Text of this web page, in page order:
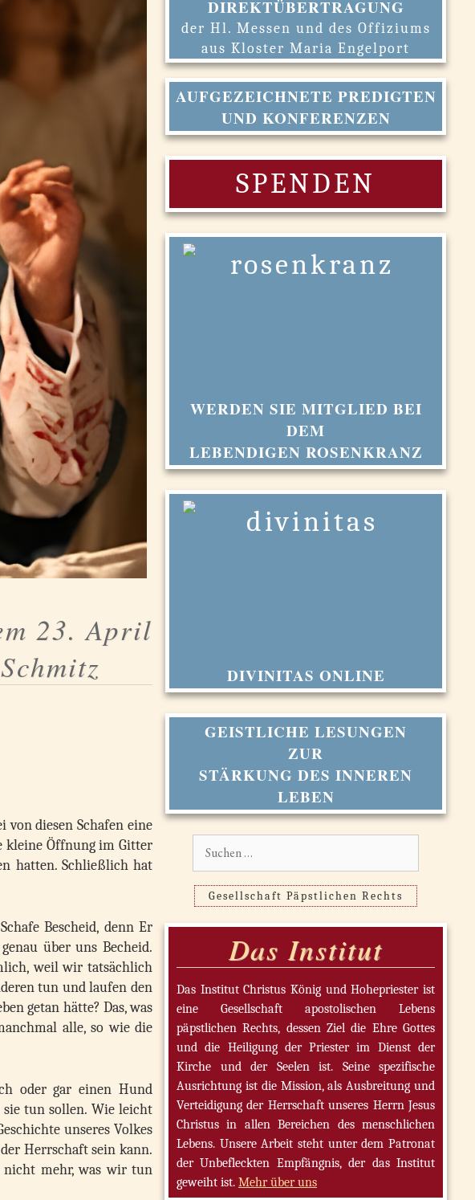
23. April
diesen Schafen eine
kleine Öffnung im Gitter
hatten. Schließlich hat
Bescheid, denn Er
über uns Becheid.
weil wir tatsächlich
tun und laufen den
getan hätte? Das, was
alle, so wie die
oder gar einen Hund
tun sollen. Wie leicht
unseres Volkes
Herrschaft sein kann.
mehr, was wir tun
DIREKTÜBERTRAGUNG
der Hl. Messen und des Offiziums
aus Kloster Maria Engelport
AUFGEZEICHNETE PREDIGTEN
UND KONFERENZEN
SPENDEN
WERDEN SIE MITGLIED BEI
DEM
LEBENDIGEN ROSENKRANZ
DIVINITAS ONLINE
GEISTLICHE LESUNGEN
ZUR
STÄRKUNG DES INNEREN
LEBEN
Gesellschaft Päpstlichen Rechts
Das Institut
Das Institut Christus König und Hohepriester ist
eine Gesellschaft apostolischen Lebens
päpstlichen Rechts, dessen Ziel die Ehre Gottes
und die Heiligung der Priester im Dienst der
Kirche und der Seelen ist. Seine spezifische
Ausrichtung ist die Mission, als Ausbreitung und
Verteidigung der Herrschaft unseres Herrn Jesus
Christus in allen Bereichen des menschlichen
Lebens. Unsere Arbeit steht unter dem Patronat
der Unbefleckten Empfängnis, der das Institut
geweiht ist. Mehr über uns